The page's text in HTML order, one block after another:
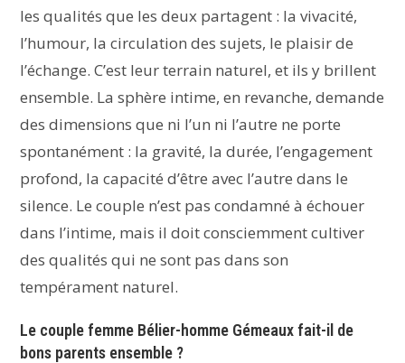
les qualités que les deux partagent : la vivacité,
l’humour, la circulation des sujets, le plaisir de
l’échange. C’est leur terrain naturel, et ils y brillent
ensemble. La sphère intime, en revanche, demande
des dimensions que ni l’un ni l’autre ne porte
spontanément : la gravité, la durée, l’engagement
profond, la capacité d’être avec l’autre dans le
silence. Le couple n’est pas condamné à échouer
dans l’intime, mais il doit consciemment cultiver
des qualités qui ne sont pas dans son
tempérament naturel.
Le couple femme Bélier-homme Gémeaux fait-il de
bons parents ensemble ?